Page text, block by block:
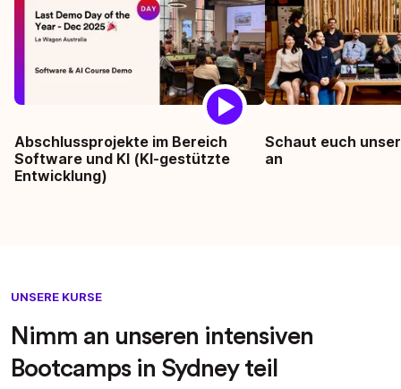
Abschlussprojekte im Bereich
Software und KI (KI-gestützte
Entwicklung)
Schaut euch
an
UNSERE KURSE
Nimm an unseren intensiven
Bootcamps in Sydney teil